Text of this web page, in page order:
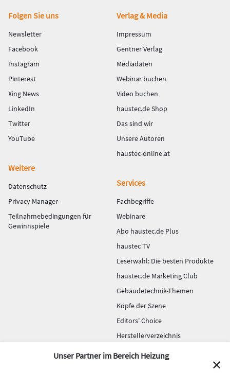
Fußbereich
Folgen Sie uns
Newsletter
Facebook
Instagram
Pinterest
Xing News
LinkedIn
Twitter
YouTube
Verlag & Media
Impressum
Gentner Verlag
Mediadaten
Webinar buchen
Video buchen
haustec.de Shop
Das sind wir
Unsere Autoren
haustec-online.at
Weitere
Datenschutz
Privacy Manager
Teilnahmebedingungen für
Gewinnspiele
Services
Fachbegriffe
Webinare
Abo haustec.de Plus
haustec TV
Leserwahl: Die besten Produkte
haustec.de Marketing Club
Gebäudetechnik-Themen
Köpfe der Szene
Editors' Choice
Herstellerverzeichnis
Ihre News auf haustec.de
Unser Partner im Bereich Heizung
✕